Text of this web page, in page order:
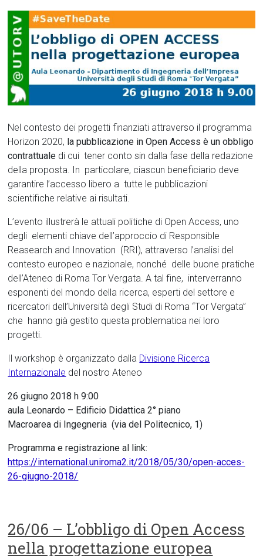
Nel contesto dei progetti finanziati attraverso il programma
Horizon 2020, la pubblicazione in Open Access è un obbligo
contrattuale di cui tener conto sin dalla fase della redazione
della proposta. In particolare, ciascun beneficiario deve
garantire l’accesso libero a tutte le pubblicazioni
scientifiche relative ai risultati.
L’evento illustrerà le attuali politiche di Open Access, uno
degli elementi chiave dell’approccio di Responsible
Reasearch and Innovation (RRI), attraverso l’analisi del
contesto europeo e nazionale, nonché delle buone pratiche
dell’Ateneo di Roma Tor Vergata. A tal fine, interverranno
esponenti del mondo della ricerca, esperti del settore e
ricercatori dell’Università degli Studi di Roma “Tor Vergata”
che hanno già gestito questa problematica nei loro
progetti.
Il workshop è organizzato dalla Divisione Ricerca
Internazionale del nostro Ateneo
26 giugno 2018 h 9:00
aula Leonardo – Edificio Didattica 2° piano
Macroarea di Ingegneria (via del Politecnico, 1)
Programma e registrazione al link:
https://international.uniroma2.it/2018/05/30/open-acces-
26-giugno-2018/
26/06 – L’obbligo di Open Access
nella progettazione europea